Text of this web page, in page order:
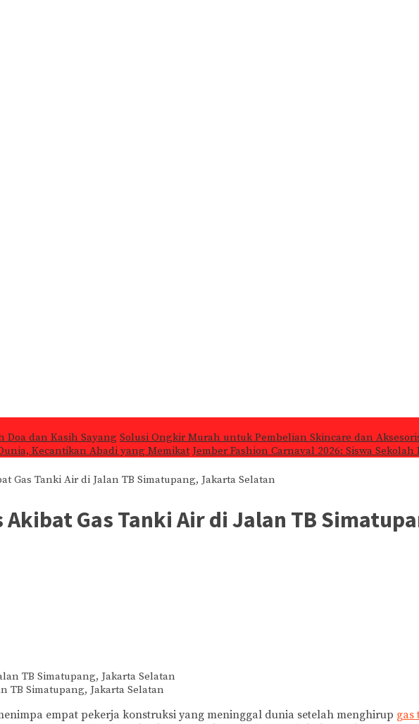
dan Kasih Sayang Solusi Ongkir Murah untuk Pembelian Skincare dan
Kecantikan Abadi yang Memikat Jember Fashion Carnaval 2026: Siswa
Gas Tanki Air di Jalan TB Simatupang, Jakarta Selatan
Gas Tanki Air di Jalan TB
TB Simatupang, Jakarta Selatan
empat pekerja konstruksi yang meninggal dunia setelah menghirup gas